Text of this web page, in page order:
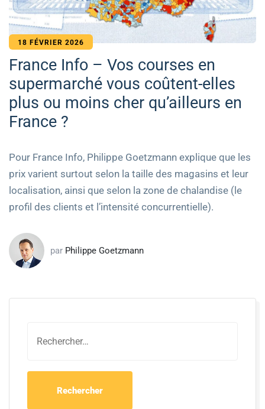
18 FÉVRIER 2026
France Info – Vos courses en
supermarché vous coûtent-elles
plus ou moins cher qu’ailleurs en
France ?
Pour France Info, Philippe Goetzmann explique que les
prix varient surtout selon la taille des magasins et leur
localisation, ainsi que selon la zone de chalandise (le
profil des clients et l’intensité concurrentielle).
par Philippe Goetzmann